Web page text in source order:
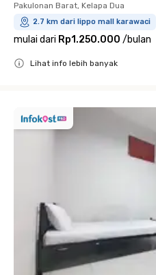
Pakulonan Barat, Kelapa Dua
2.7 km dari lippo mall karawaci
mulai dari Rp1.250.000 /bulan
Lihat info lebih banyak